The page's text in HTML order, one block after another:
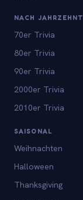
NACH JAHRZEHNT
70er Trivia
80er Trivia
90er Trivia
2000er Trivia
2010er Trivia
SAISONAL
Weihnachten
Halloween
Thanksgiving